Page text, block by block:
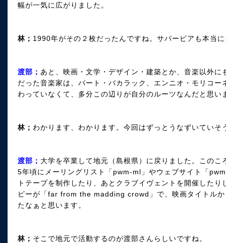
幅が一気に広がりました。
林； 1990年がその２枚だったんですね。サバービアも本当
渡部； あと、映画・文学・デザイン・建築とか、音楽以外
だった音楽家は、バート・バカラック、エンニオ・モリコ
わっていなくて、多分この辺りが自分のルーツなんだと思い
林； わかります、わかります。今回はずっとうなずいていそ
渡部； 大学を卒業して地元（島根県）に戻りました。この
5年頃にメーリングリスト「pwm-ml」やウェブサイト「
トテープを制作したり、あとクラブイヴェントを開催した
ピーが「far from the madding crowd」で、映画タイトル
たなぁと思います。
林； そこで地元で活動するのが渡部さんらしいですね。